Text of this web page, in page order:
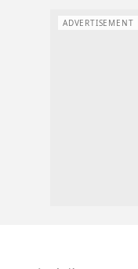
ADVERTISEMENT